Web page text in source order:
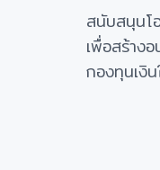
สนับสนุนโ
เพื่อสร้าง
กองทุนเงิ